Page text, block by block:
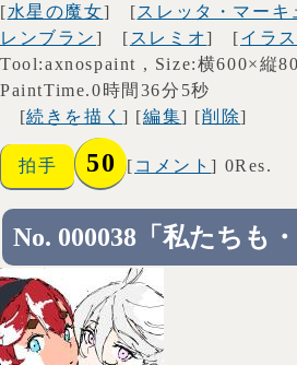
[水星の魔女] [スレッタ・マーキ
レンブラン] [ スレミオ] [イラ
Tool:axnospaint , Size:横600×縦
PaintTime.0時間36分5秒
[続きを描く] [編集] [削除]
拍手 50 [ コメント] 0Res.
No. 000038「私たちも・